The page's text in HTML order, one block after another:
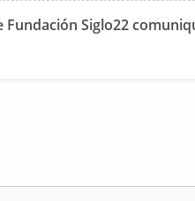
Fundación Siglo22